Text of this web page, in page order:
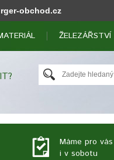
obchod.cz
ŽELEZÁŘSTVÍ
Máme pro
i v sobotu